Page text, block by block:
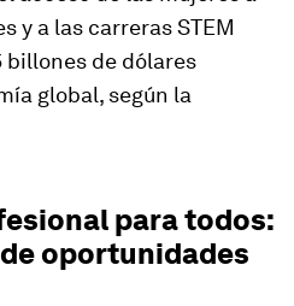
y a las carreras STEM
de dólares
global, según la
para todos:
oportunidades